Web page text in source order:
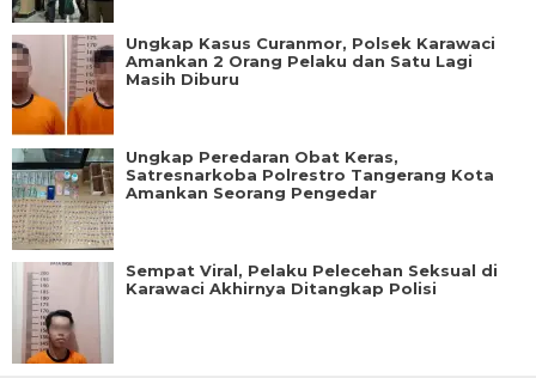
Ungkap Kasus Curanmor, Polsek Karawaci
Amankan 2 Orang Pelaku dan Satu Lagi
Masih Diburu
Ungkap Peredaran Obat Keras,
Satresnarkoba Polrestro Tangerang Kota
Amankan Seorang Pengedar
Sempat Viral, Pelaku Pelecehan Seksual di
Karawaci Akhirnya Ditangkap Polisi